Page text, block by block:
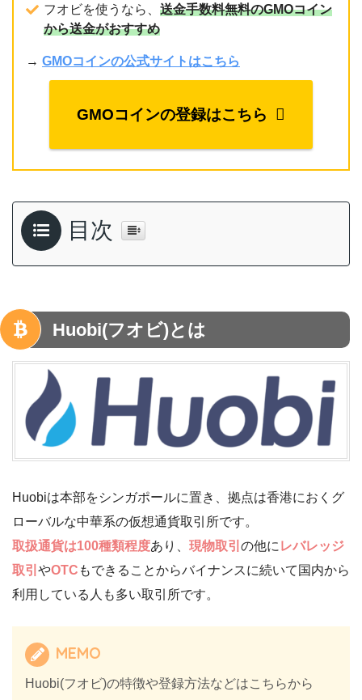
フオビを使うなら、送金手数料無料のGMOコイン
から送金がおすすめ
→ GMOコインの公式サイトはこちら
GMOコインの登録はこちら
目次
Huobi(フオビ)とは
Huobiは本部をシンガポールに置き、拠点は香港におくグ
ローバルな中華系の仮想通貨取引所です。
取扱通貨は100種類程度あり、 現物取引 の他に レバレッジ
取引 やOTC もできることからバイナンスに続いて国内から
利用している人も多い取引所です。
MEMO
Huobi(フオビ)の特徴や登録方法などはこちらから